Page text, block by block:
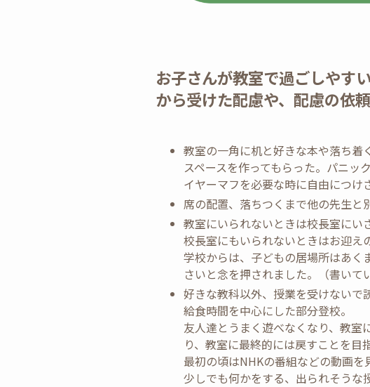
お子さんが教室で過ごしやす
から受けた配慮や、配慮の依
教室の一角に机と好きな本や落ち着
スペースを作ってもらった。パニッ
イヤーマフを必要な時に自由につけ
席の配置、落ちつくまで他の先生と
教室にいられないときは校長室にい
校長室にもいられないときはお迎え
学校からは、子どもの居場所はあく
さいと念を押されました。（書いて
好きな教科以外、授業を受けないで
給食時間を中心にした部分登校。
友人達とうまく遊べなくなり、教室
り、教室に最終的には戻すことを目
最初の頃はNHKの番組などの動画
少しでも何かをする、出られそうな